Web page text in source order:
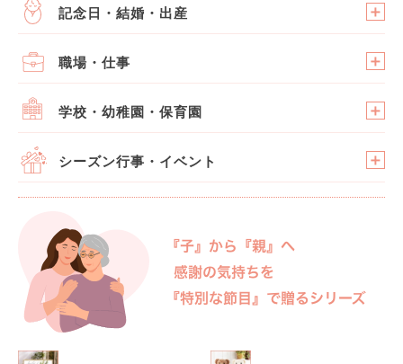
記念日・結婚・出産
職場・仕事
学校・幼稚園・保育園
シーズン行事・イベント